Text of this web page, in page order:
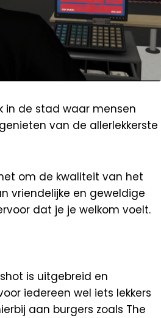
in de stad waar mensen
van de allerlekkerste
om de kwaliteit van het
vriendelijke en geweldige
dat je je welkom voelt.
is uitgebreid en
iedereen wel iets lekkers
aan burgers zoals The